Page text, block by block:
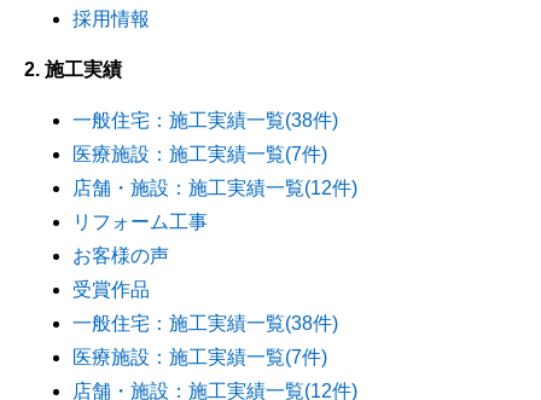
採用情報
2. 施工実績
一般住宅：施工実績一覧(38件)
医療施設：施工実績一覧(7件)
店舗・施設：施工実績一覧(12件)
リフォーム工事
お客様の声
受賞作品
一般住宅：施工実績一覧(38件)
医療施設：施工実績一覧(7件)
店舗・施設：施工実績一覧(12件)